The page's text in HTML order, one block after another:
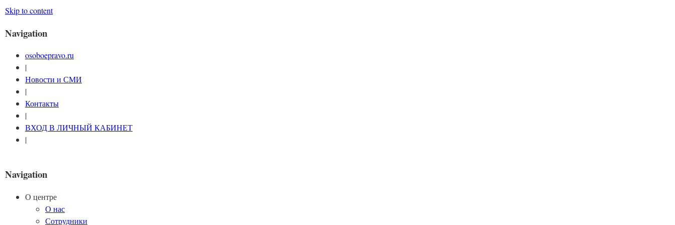
Skip to content
Navigation
osoboepravo.ru
|
Новости и СМИ
|
Контакты
|
ВХОД В ЛИЧНЫЙ КАБИНЕТ
|
Navigation
О центре
О нас
Сотрудники